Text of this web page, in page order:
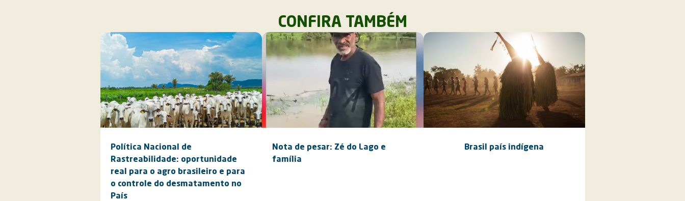
CONFIRA TAMBÉM
Política Nacional de
Rastreabilidade: oportunidade
real para o agro brasileiro e para
o controle do desmatamento no
País
Nota de pesar: Zé do Lago e
família
Brasil país indígena